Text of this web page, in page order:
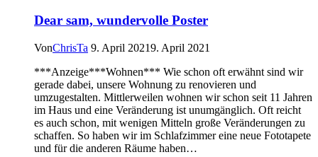
Dear sam, wundervolle Poster
VonChrisTa 9. April 20219. April 2021
***Anzeige***Wohnen*** Wie schon oft erwähnt sind wir
gerade dabei, unsere Wohnung zu renovieren und
umzugestalten. Mittlerweilen wohnen wir schon seit 11 Jahren
im Haus und eine Veränderung ist unumgänglich. Oft reicht
es auch schon, mit wenigen Mitteln große Veränderungen zu
schaffen. So haben wir im Schlafzimmer eine neue Fototapete
und für die anderen Räume haben…